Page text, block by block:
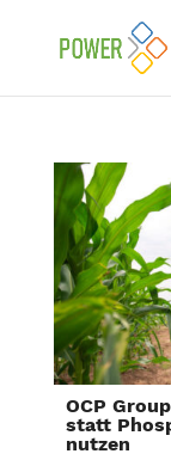
OCP
statt
nutzen